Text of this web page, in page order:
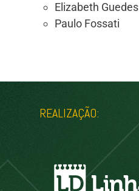
Elizabeth Guedes
Paulo Fossati
REALIZAÇÃO: